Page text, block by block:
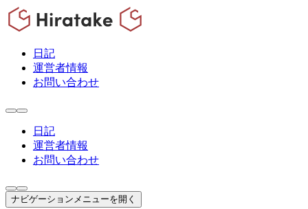
日記
運営者情報
お問い合わせ
日記
運営者情報
お問い合わせ
ナビゲーションメニューを開く